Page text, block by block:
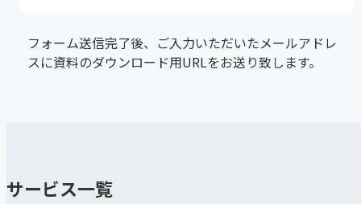
フォーム送信完了後、ご入力いただいたメールアドレ
スに資料のダウンロード用URLをお送り致します。
サービス一覧